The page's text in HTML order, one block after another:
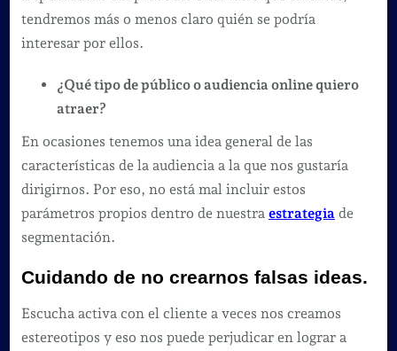
tendremos más o menos claro quién se podría
interesar por ellos.
¿Qué tipo de público o audiencia online quiero
atraer?
En ocasiones tenemos una idea general de las
características de la audiencia a la que nos gustaría
dirigirnos. Por eso, no está mal incluir estos
parámetros propios dentro de nuestra estrategia de
segmentación.
Cuidando de no crearnos falsas ideas.
Escucha activa con el cliente a veces nos creamos
estereotipos y eso nos puede perjudicar en lograr a